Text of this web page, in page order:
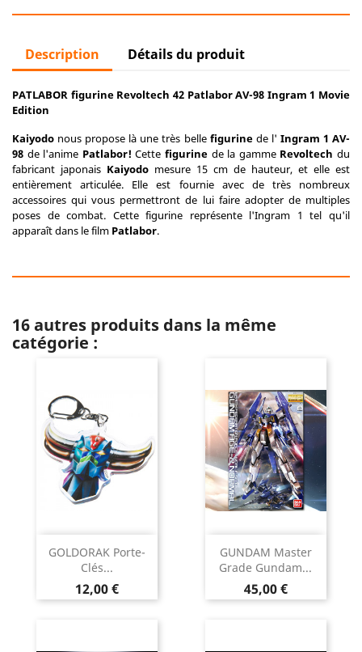
Description Détails du produit
PATLABOR figurine Revoltech 42 Patlabor AV-98 Ingram 1 Movie
Edition
Kaiyodo nous propose là une très belle figurine de l' Ingram 1 AV-
98 de l'anime Patlabor! Cettefigurine de la gamme Revoltechdu
fabricant japonais Kaiyodo mesure 15 cm de hauteur, et elle est
entièrement articulée. Elle est fournie avec de très nombreux
accessoires qui vous permettront de lui faire adopter de multiples
poses de combat. Cette figurine représente l'Ingram 1 tel qu'il
apparaît dans le film Patlabor.
16 autres produits dans la même
catégorie :
GOLDORAK Porte-
Clés...
Prix
12,00 €
GUNDAM Master
Grade Gundam...
Prix
45,00 €